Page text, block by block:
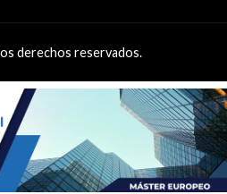
derechos reservados.